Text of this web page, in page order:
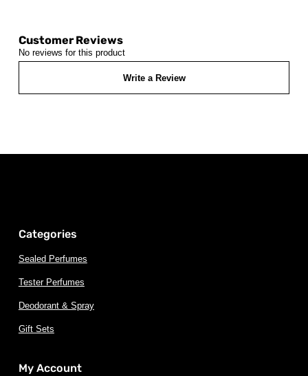
Customer Reviews
No reviews for this product
Write a Review
Categories
Sealed Perfumes
Tester Perfumes
Deodorant & Spray
Gift Sets
My Account